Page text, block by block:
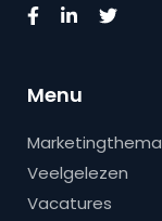
Menu
Veelgelezen
Vacatures